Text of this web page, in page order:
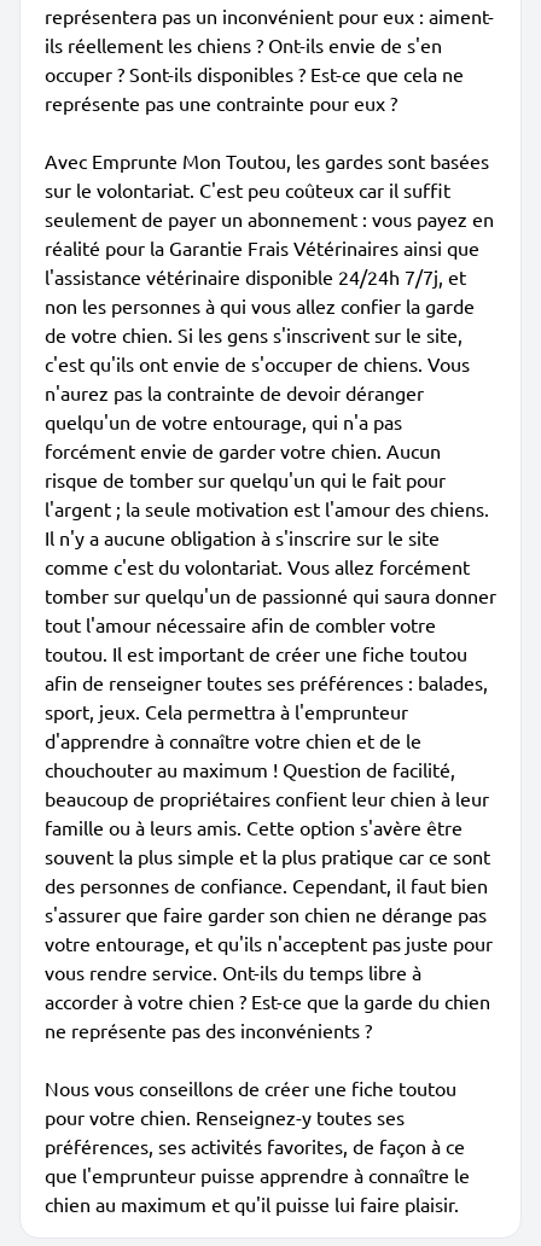
représentera pas un inconvénient pour eux : aiment-
ils réellement les chiens ? Ont-ils envie de s'en
occuper ? Sont-ils disponibles ? Est-ce que cela ne
représente pas une contrainte pour eux ?
Avec Emprunte Mon Toutou, les gardes sont basées
sur le volontariat. C'est peu coûteux car il suffit
seulement de payer un abonnement : vous payez en
réalité pour la Garantie Frais Vétérinaires ainsi que
l'assistance vétérinaire disponible 24/24h 7/7j, et
non les personnes à qui vous allez confier la garde
de votre chien. Si les gens s'inscrivent sur le site,
c'est qu'ils ont envie de s'occuper de chiens. Vous
n'aurez pas la contrainte de devoir déranger
quelqu'un de votre entourage, qui n'a pas
forcément envie de garder votre chien. Aucun
risque de tomber sur quelqu'un qui le fait pour
l'argent ; la seule motivation est l'amour des chiens.
Il n'y a aucune obligation à s'inscrire sur le site
comme c'est du volontariat. Vous allez forcément
tomber sur quelqu'un de passionné qui saura donner
tout l'amour nécessaire afin de combler votre
toutou. Il est important de créer une fiche toutou
afin de renseigner toutes ses préférences : balades,
sport, jeux. Cela permettra à l'emprunteur
d'apprendre à connaître votre chien et de le
chouchouter au maximum ! Question de facilité,
beaucoup de propriétaires confient leur chien à leur
famille ou à leurs amis. Cette option s'avère être
souvent la plus simple et la plus pratique car ce sont
des personnes de confiance. Cependant, il faut bien
s'assurer que faire garder son chien ne dérange pas
votre entourage, et qu'ils n'acceptent pas juste pour
vous rendre service. Ont-ils du temps libre à
accorder à votre chien ? Est-ce que la garde du chien
ne représente pas des inconvénients ?
Nous vous conseillons de créer une fiche toutou
pour votre chien. Renseignez-y toutes ses
préférences, ses activités favorites, de façon à ce
que l'emprunteur puisse apprendre à connaître le
chien au maximum et qu'il puisse lui faire plaisir.